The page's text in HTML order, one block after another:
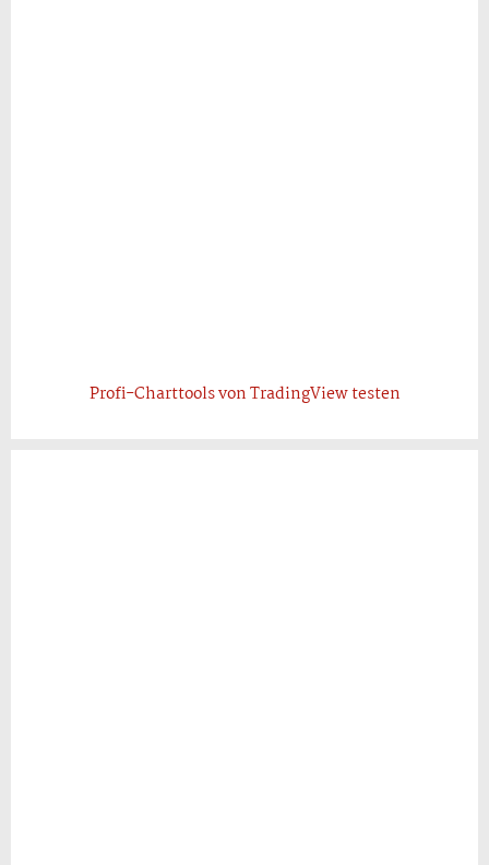
Profi-Charttools von TradingView testen